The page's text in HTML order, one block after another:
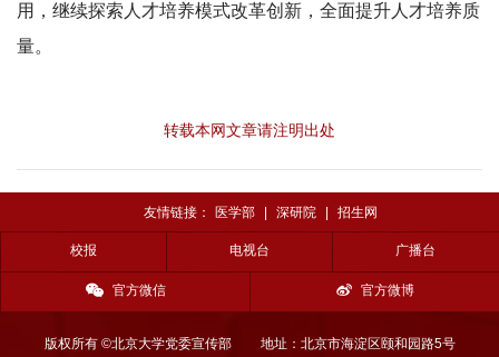
用，继续探索人才培养模式改革创新，全面提升人才培养质
量。
转载本网文章请注明出处
友情链接： 医学部 深研院 招生网
校报 电视台 广播台
官方微信 官方微博
版权所有 ©北京大学党委宣传部 地址：北京市海淀区颐和园路5号